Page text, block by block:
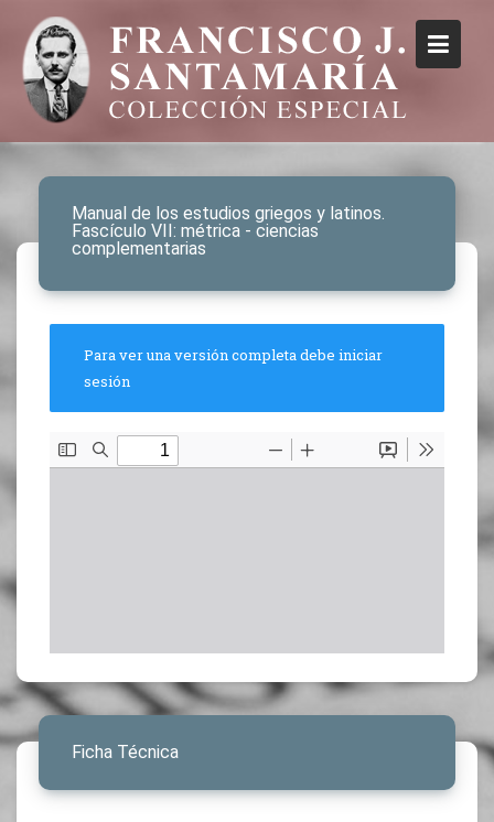
Manual de los estudios griegos y latinos.
Fascículo VII: métrica - ciencias
complementarias
Para ver una versión completa debe iniciar
sesión
Ficha Técnica